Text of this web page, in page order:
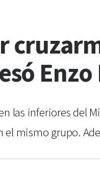
las inferiores del
mismo grupo.